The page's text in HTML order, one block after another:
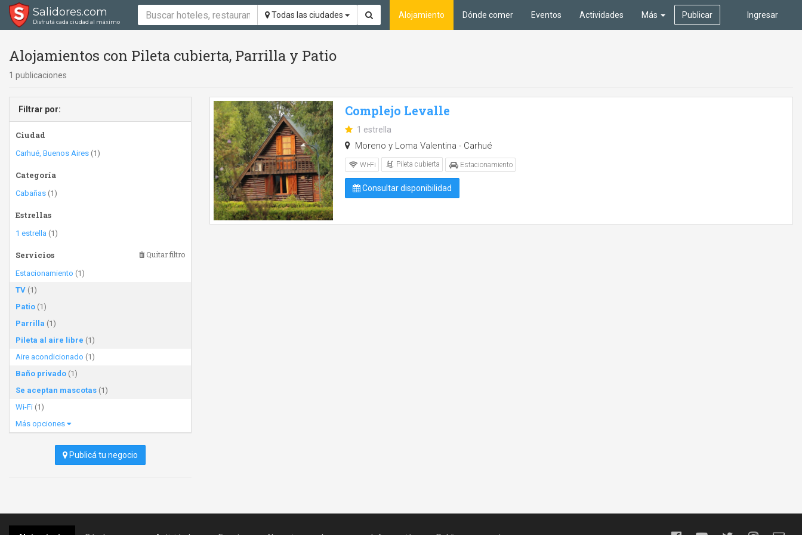
Salidores.com
Disfrutá cada ciudad al máximo
Todas las ciudades Ingresar
Alojamiento Dónde comer Eventos Actividades Más Publicar
Alojamientos con Pileta cubierta, Parrilla y Patio
1 publicaciones
Filtrar por:
Ciudad
Carhué, Buenos Aires (1)
Categoría
Cabañas (1)
Estrellas
1 estrella (1)
Servicios Quitar filtro
Estacionamiento (1)
TV (1)
Patio (1)
Parrilla (1)
Pileta al aire libre (1)
Aire acondicionado (1)
Baño privado (1)
Se aceptan mascotas (1)
Wi-Fi (1)
Más opciones
Publicá tu negocio
Complejo Levalle
1 estrella
Moreno y Loma Valentina - Carhué
Wi-Fi Pileta cubierta Estacionamiento
Consultar disponibilidad